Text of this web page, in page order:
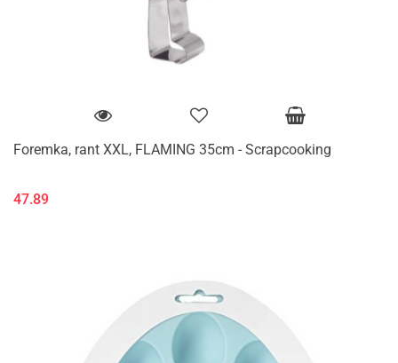
Foremka, rant XXL, FLAMING 35cm - Scrapcooking
47.89